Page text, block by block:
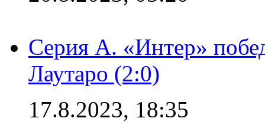
Серия А. «Интер»
Лаутаро (2:0)
17.8.2023, 18:35